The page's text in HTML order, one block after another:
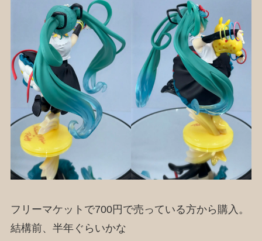
フリーマケットで700円で売っている方から購入。
結構前、半年ぐらいかな